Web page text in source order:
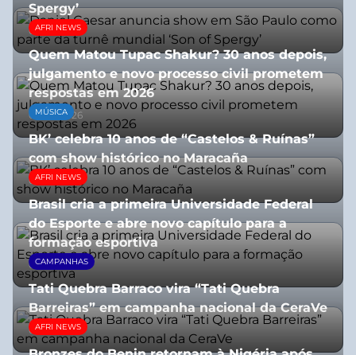
Spergy’
05/08/2026
AFRI NEWS
Quem Matou Tupac Shakur? 30 anos depois,
julgamento e novo processo civil prometem
respostas em 2026
05/08/2026
MÚSICA
BK’ celebra 10 anos de “Castelos & Ruínas”
com show histórico no Maracaña
06/08/2026
AFRI NEWS
Brasil cria a primeira Universidade Federal
do Esporte e abre novo capítulo para a
formação esportiva
08/07/2026
CAMPANHAS
Tati Quebra Barraco vira “Tati Quebra
Barreiras” em campanha nacional da CeraVe
08/07/2026
AFRI NEWS